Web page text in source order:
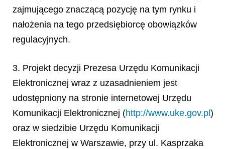
zajmującego znaczącą pozycję na tym rynku i
nałożenia na tego przedsiębiorcę obowiązków
regulacyjnych.
3. Projekt decyzji Prezesa Urzędu Komunikacji
Elektronicznej wraz z uzasadnieniem jest
udostępniony na stronie internetowej Urzędu
Komunikacji Elektronicznej (http://www.uke.gov.pl)
oraz w siedzibie Urzędu Komunikacji
Elektronicznej w Warszawie, przy ul. Kasprzaka